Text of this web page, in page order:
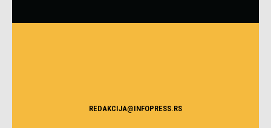
REDAKCIJA@INFOPRESS.RS